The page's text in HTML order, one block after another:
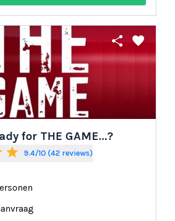
share favorite
for THE GAME...?
star 9.4/10 (42 reviews)